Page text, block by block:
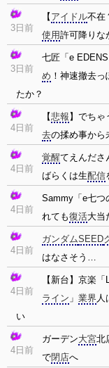
3日前
【 アイドル不在
使用許可降りな
3日前
七匠「e
め ！神速撤去
たか？
4日前
【悲報 】でちゃ
去の揉め事から
4日前
覚醒てえんださ
ばらくは生配信
4日前
Sammy「e七つ
れても復活大当
4日前
ガンダムSEED
はなさそう…
4日前
【新台】京楽「
ライン 」 業界 人
い
4日前
ガーデン大宮北
で閉店へ